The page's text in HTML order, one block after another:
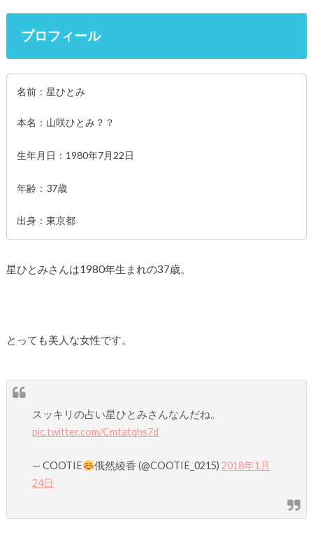
プロフィール
名前：星ひとみ
本名：山咲ひとみ？？
生年月日：1980年7月22日
年齢：37歳
出身：東京都
星ひとみさんは1980年生まれの37歳。
とっても美人な女性です。
スッキリの占い星ひとみさんなんだね。
pic.twitter.com/Cmtatqhs7d
— COOTIE 俄然綾香 (@COOTIE_0215)2018年1月
24日